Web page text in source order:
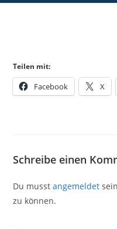
Teilen mit:
Facebook X
Schreibe einen
Du musstangemeldet
zu können.